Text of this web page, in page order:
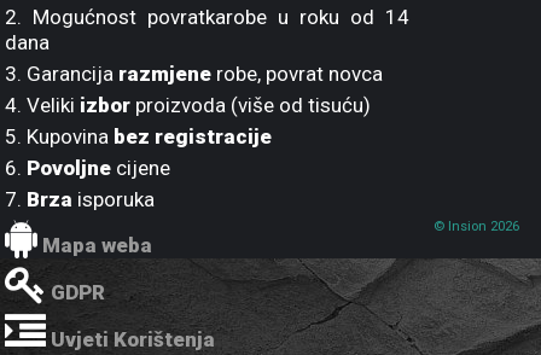
2. Mogućnost povratkarobe u roku od 14
dana
3. Garancija razmjene robe, povrat novca
4. Veliki izbor proizvoda (više od tisuću)
5. Kupovina bez registracije
6. Povoljne cijene
7. Brza isporuka
Mapa weba
GDPR
Uvjeti Korištenja
© Insion 2026